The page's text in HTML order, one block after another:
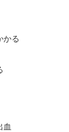
かる
血